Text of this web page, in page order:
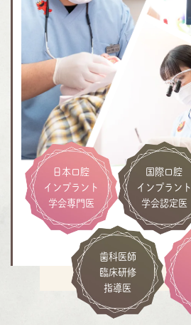
日本口腔
インプラント
学会専門医
国際口腔
インプラント
学会認定医
歯科医師
臨床研修
指導医